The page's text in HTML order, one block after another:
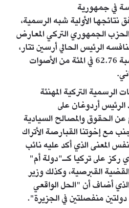
في جمهورية
الأولية شبه الرسمية،
الجمهوري التركي المعارض
الرئيس الحالي أرسين تتار،
حيث حصل الأول على نسبة 62.76 في المئة من الأصوات
التركية المهنئة
أردوغان على
عن الحقوق والمصالح السيادية
مع إخوتنا القبارصة الأتراك
المعنى الذي أكد عليه نائب
ركز على تركيا كـ"دولة أم"
القبرصية، وكذلك وزير
أضاف أن "الحل الواقعي
منفصلتين في الجزيرة".